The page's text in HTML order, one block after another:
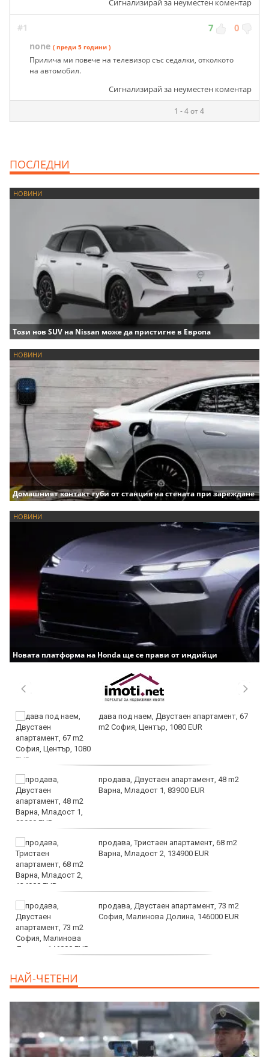
Сигнализирай за неуместен коментар
#1 7 0
none ( преди 5 години )
Прилича ми повече на телевизор със седалки, отколкото
на автомобил.
Сигнализирай за неуместен коментар
1 - 4 от 4
ПОСЛЕДНИ
НОВИНИ
Този нов SUV на Nissan може да пристигне в Европа
НОВИНИ
Домашният контакт губи от станция на стената при зареждане
НОВИНИ
Новата платформа на Honda ще се прави от индийци
дава под наем, Двустаен апартамент, 67
m2 София, Център, 1080 EUR
продава, Двустаен апартамент, 48 m2
Варна, Младост 1, 83900 EUR
продава, Тристаен апартамент, 68 m2
Варна, Младост 2, 134900 EUR
продава, Двустаен апартамент, 73 m2
София, Малинова Долина, 146000 EUR
НАЙ-ЧЕТЕНИ